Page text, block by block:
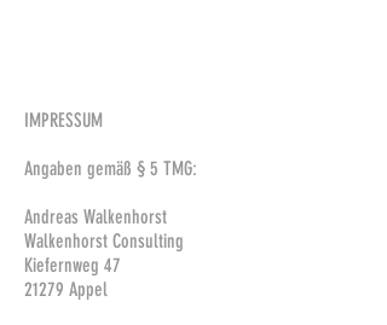
IMPRESSUM
Angaben gemäß § 5 TMG:
Andreas Walkenhorst
Walkenhorst Consulting
Kiefernweg 47
21279 Appel